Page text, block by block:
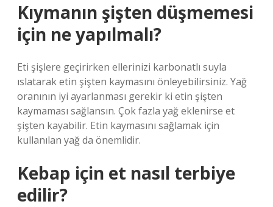
Kıymanın şişten düşmemesi
için ne yapılmalı?
Eti şişlere geçirirken ellerinizi karbonatlı suyla
ıslatarak etin şişten kaymasını önleyebilirsiniz. Yağ
oranının iyi ayarlanması gerekir ki etin şişten
kaymaması sağlansın. Çok fazla yağ eklenirse et
şişten kayabilir. Etin kaymasını sağlamak için
kullanılan yağ da önemlidir.
Kebap için et nasıl terbiye
edilir?